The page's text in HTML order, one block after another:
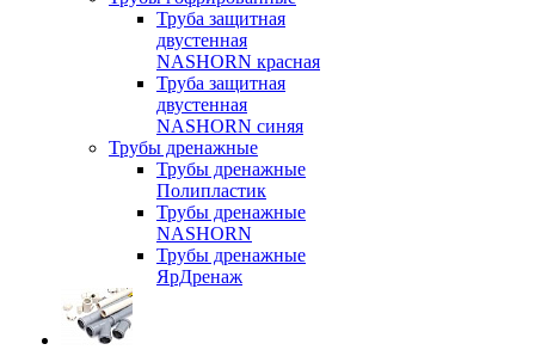
Труба защитная
двустенная
NASHORN красная
Труба защитная
двустенная
NASHORN синяя
Трубы дренажные
Трубы дренажные
Полипластик
Трубы дренажные
NASHORN
Трубы дренажные
ЯрДренаж